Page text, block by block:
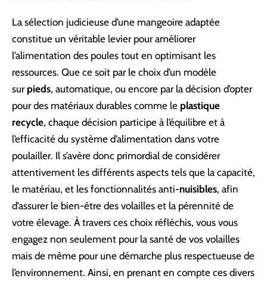
La sélection judicieuse d’une mangeoire adaptée
constitue un véritable levier pour améliorer
l’alimentation des poules tout en optimisant les
ressources. Que ce soit par le choix d’un modèle
sur pieds, automatique, ou encore par la décision d’opter
pour des matériaux durables comme le plastique
recycle, chaque décision participe à l’équilibre et à
l’efficacité du système d’alimentation dans votre
poulailler. Il s’avère donc primordial de considérer
attentivement les différents aspects tels que la capacité,
le matériau, et les fonctionnalités anti-nuisibles, afin
d’assurer le bien-être des volailles et la pérennité de
votre élevage. À travers ces choix réfléchis, vous vous
engagez non seulement pour la santé de vos volailles
mais de même pour une démarche plus respectueuse de
l’environnement. Ainsi, en prenant en compte ces divers